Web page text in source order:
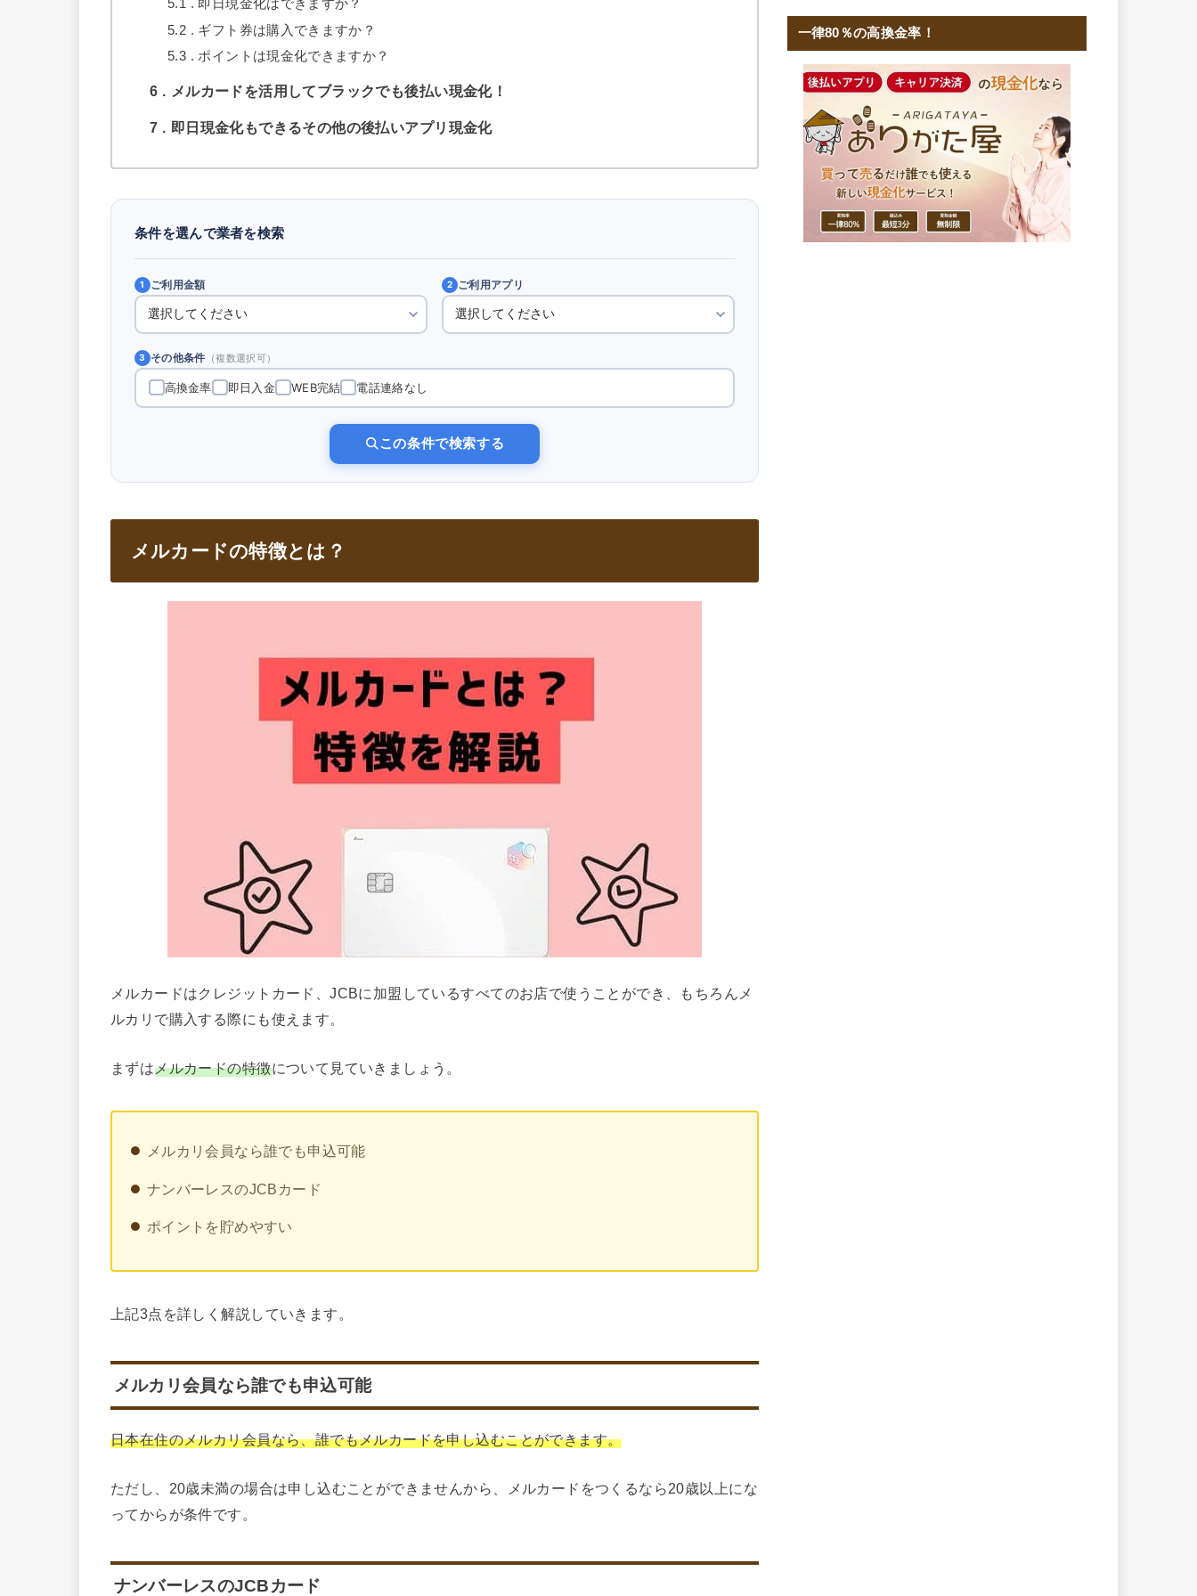
5.1
即日現金化はできますか？
5.2
ギフト券は購入できますか？
5.3
ポイントは現金化できますか？
6 メルカードを活用してブラックでも後払い現金化！
7 即日現金化もできるその他の後払いアプリ現金化
条件を選んで業者を検索
1 ご利用金額 2 ご利用アプリ
3 その他条件 （複数選択可）
高換金率 即日入金 WEB完結 電話連絡なし
この条件で検索する
メルカードの特徴とは？
メルカードはクレジットカード、JCBに加盟しているすべてのお店で使うことができ、もちろんメ
ルカリで購入する際にも使えます。
まずはメルカードの特徴について見ていきましょう。
メルカリ会員なら誰でも申込可能
ナンバーレスのJCBカード
ポイントを貯めやすい
上記3点を詳しく解説していきます。
メルカリ会員なら誰でも申込可能
日本在住のメルカリ会員なら、誰でもメルカードを申し込むことができます。
ただし、20歳未満の場合は申し込むことができませんから、メルカードをつくるなら20歳以上にな
ってからが条件です。
ナンバーレスのJCBカード
一律80％の高換金率！